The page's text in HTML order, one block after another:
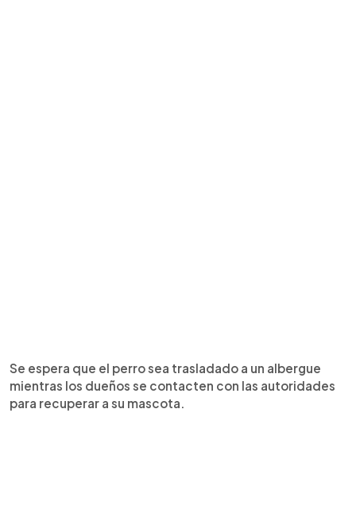
Se espera que el perro sea trasladado a un albergue
mientras los dueños se contacten con las autoridades
para recuperar a su mascota.